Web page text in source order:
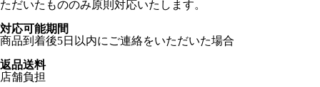
ただいたもののみ原則対応いたします。
対応可能期間
商品到着後5日以内にご連絡をいただいた場合
返品送料
店舗負担